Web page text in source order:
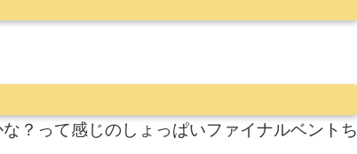
？って感じのしょっぱいファイナルベントち